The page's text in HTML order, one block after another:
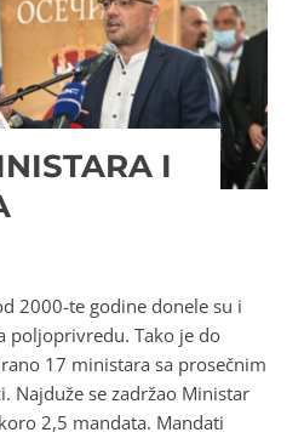
I
2000-te godine donele su i
poljoprivredu. Tako je do
17 ministara sa prosečnim
Najduže se zadržao Ministar
2,5 mandata. Mandati